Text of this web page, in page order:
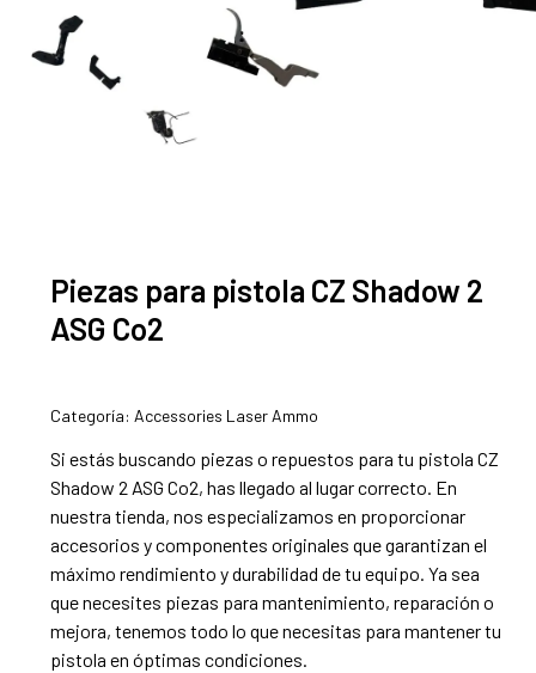
Piezas para pistola CZ Shadow 2
ASG Co2
Categoría: Accessories Laser Ammo
Si estás buscando piezas o repuestos para tu pistola CZ
Shadow 2 ASG Co2, has llegado al lugar correcto. En
nuestra tienda, nos especializamos en proporcionar
accesorios y componentes originales que garantizan el
máximo rendimiento y durabilidad de tu equipo. Ya sea
que necesites piezas para mantenimiento, reparación o
mejora, tenemos todo lo que necesitas para mantener tu
pistola en óptimas condiciones.